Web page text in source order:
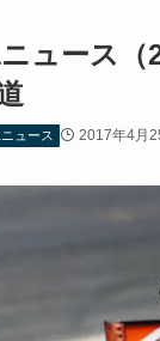
ュース（
ュース 2017年4月